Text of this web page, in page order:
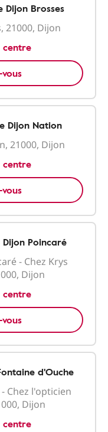
Brosses
21000, Dijon
centre
Dijon Nation
21000, Dijon
centre
Poincaré
- Chez Krys
Dijon
centre
d'Ouche
Chez l'opticien
Dijon
centre